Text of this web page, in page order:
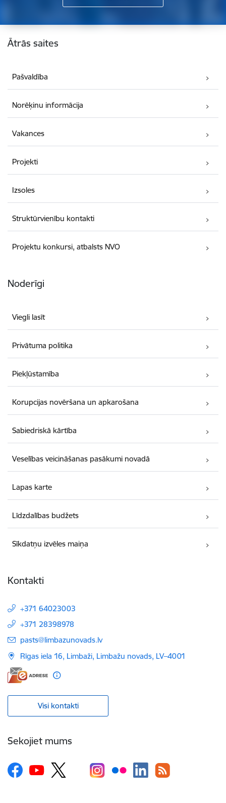
Kājene
Ātrās saites
Pašvaldība
Norēķinu informācija
Vakances
Projekti
Izsoles
Struktūrvienību kontakti
Projektu konkursi, atbalsts NVO
Noderīgi
Viegli lasīt
Privātuma politika
Piekļūstamība
Korupcijas novēršana un apkarošana
Sabiedriskā kārtība
Veselības veicināšanas pasākumi novadā
Lapas karte
Līdzdalības budžets
Sīkdatņu izvēles maiņa
Kontakti
+371 64023003
+371 28398978
E-pasts:
pasts@limbazunovads.lv
Rīgas iela 16, Limbaži, Limbažu novads, LV–4001
Visi kontakti
Sekojiet mums